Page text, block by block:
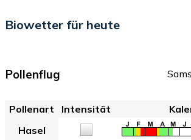
Biowetter für heute
Pollenflug
Pollenart Intensität
Hasel